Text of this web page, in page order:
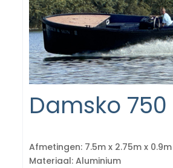
Damsko
Afmetingen: 7.5m x 2.75m x 0.9m
Materiaal: Aluminium